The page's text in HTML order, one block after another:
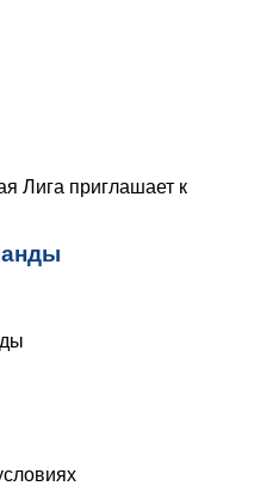
Лига приглашает к